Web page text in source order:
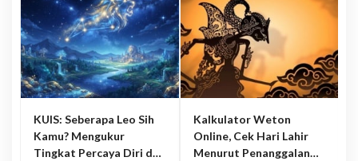
KUIS: Seberapa Leo Sih
Kamu? Mengukur
Tingkat Percaya Diri dan
Kalkulator Weton
Online, Cek Hari Lahir
Menurut Penanggalan